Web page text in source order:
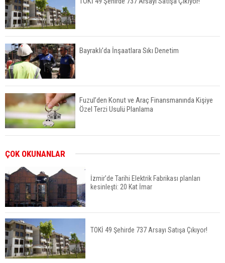
Bayraklı’da İnşaatlara Sıkı Denetim
Fuzul’den Konut ve Araç Finansmanında Kişiye
Özel Terzi Usulü Planlama
Kalyon İnşaat BAE'nin İlk Yüksek Hızlı Demiryolu
Hattını İnşa Ediyor
ABD'de Konut Kredisi Faizi Son Bir Yılın En
Yüksek Seviyesinde
ÇOK OKUNANLAR
İzmir’de Tarihi Elektrik Fabrikası planları
kesinleşti: 20 Kat İmar
TOKİ 49 Şehirde 737 Arsayı Satışa Çıkıyor!